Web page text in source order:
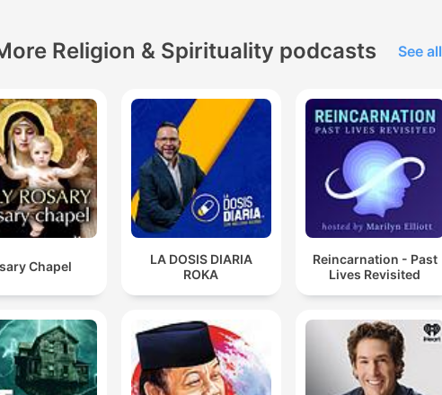
Religion & Spirituality podcasts See all
Chapel
LA DOSIS DIARIA
ROKA
Reincarnation - Past
Lives Revisited